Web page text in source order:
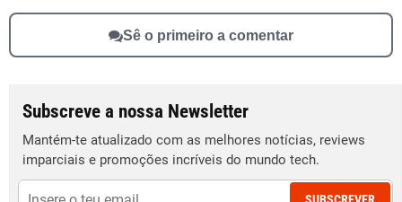
Sê o primeiro a comentar
Subscreve a nossa Newsletter
Mantém-te atualizado com as melhores notícias, reviews
imparciais e promoções incríveis do mundo tech.